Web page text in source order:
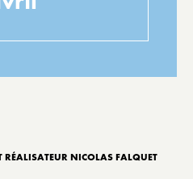
RÉALISATEUR NICOLAS FALQUET